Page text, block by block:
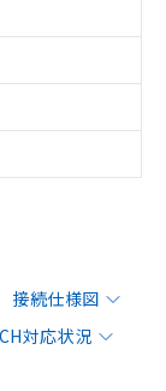
接続仕様図
対応状況